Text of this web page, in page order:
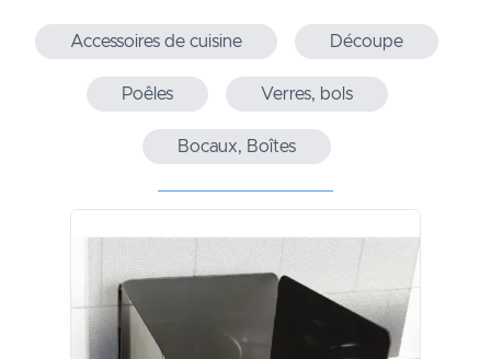
Accessoires de cuisine Découpe
Poêles Verres, bols
Bocaux, Boîtes